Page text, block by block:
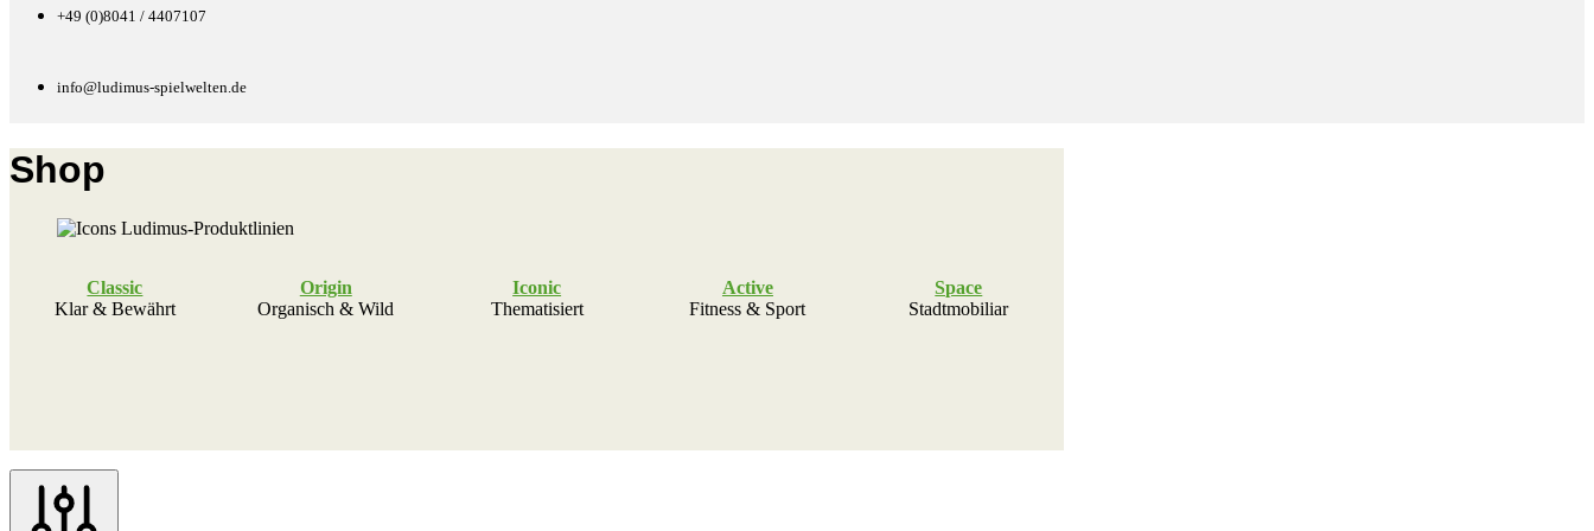
+49 (0)8041 / 4407107
info@ludimus-spielwelten.de
Shop
Classic
Klar & Bewährt
Origin
Organisch & Wild
Iconic
Thematisiert
Active
Fitness & Sport
Space
Stadtmobiliar